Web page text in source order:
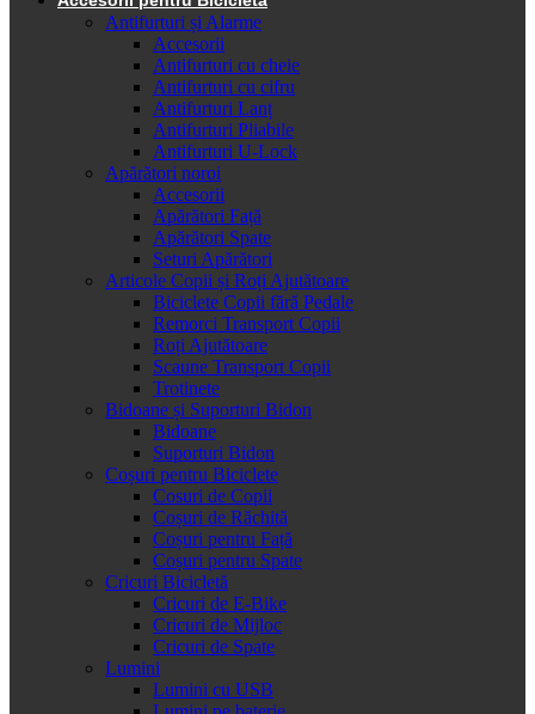
Antifurturi și Alarme
Accesorii
Antifurturi cu cheie
Antifurturi cu cifru
Antifurturi Lanț
Antifurturi Pliabile
Antifurturi U-Lock
Apărători noroi
Accesorii
Apărători Față
Apărători Spate
Seturi Apărători
Articole Copii și Roți Ajutătoare
Biciclete Copii fără Pedale
Remorci Transport Copii
Roți Ajutătoare
Scaune Transport Copii
Trotinete
Bidoane și Suporturi Bidon
Bidoane
Suporturi Bidon
Coșuri pentru Biciclete
Cosuri de Copii
Coșuri de Răchită
Coșuri pentru Față
Coșuri pentru Spate
Cricuri Bicicletă
Cricuri de E-Bike
Cricuri de Mijloc
Cricuri de Spate
Lumini
Lumini cu USB